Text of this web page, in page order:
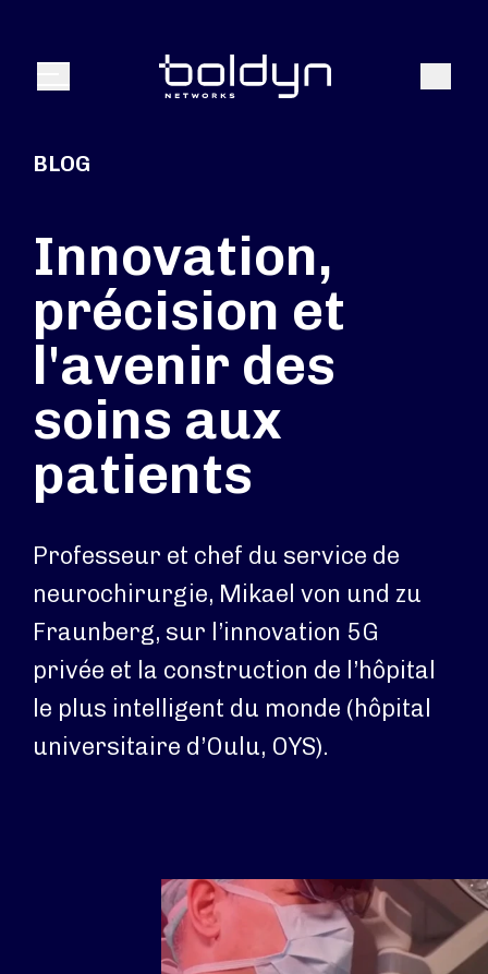
Menu
BLOG
Innovation,
précision et
l'avenir des
soins aux
patients
Professeur et chef du service de
neurochirurgie, Mikael von und zu
Fraunberg, sur l’innovation 5G
privée et la construction de l’hôpital
le plus intelligent du monde (hôpital
universitaire d’Oulu, OYS).